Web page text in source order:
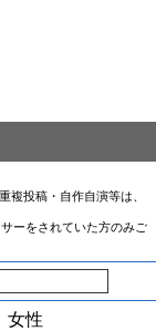
複投稿・自作自演等は、
ーをされていた方のみご
女性